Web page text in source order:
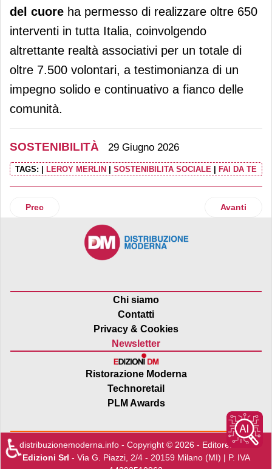
del cuore ha permesso di realizzare oltre 650
interventi in tutta Italia, coinvolgendo
altrettante realtà associativi per un totale di
oltre 7.500 volontari, a testimonianza di un
impegno solido e continuativo a fianco delle
comunità.
SOSTENIBILITÀ 29 Giugno 2026
TAGS: LEROY MERLIN SOSTENIBILITA SOCIALE FAI DA TE
Articolo precedente: HonestFood traccia la via di
Prec Articolo
Avanti
Chi siamo
Contatti
Privacy & Cookies
Newsletter
Ristorazione Moderna
Technoretail
PLM Awards
distribuzionemoderna.info - Copyright © 2026 - Editore:Edra
Edizioni Srl - Via G. Piazzi, 2/4 - 20159 Milano (MI) | P. IVA